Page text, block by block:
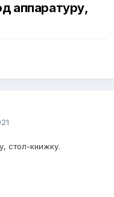
аппаратуру,
стол-книжку.